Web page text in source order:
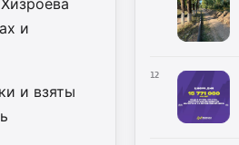
и
и взяты
12